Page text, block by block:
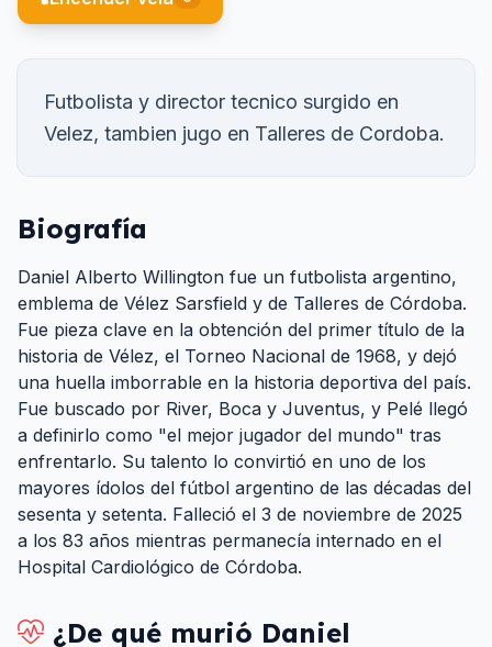
Futbolista y director tecnico surgido en
Velez, tambien jugo en Talleres de Cordoba.
Biografía
Daniel Alberto Willington fue un futbolista argentino,
emblema de Vélez Sarsfield y de Talleres de Córdoba.
Fue pieza clave en la obtención del primer título de la
historia de Vélez, el Torneo Nacional de 1968, y dejó
una huella imborrable en la historia deportiva del país.
Fue buscado por River, Boca y Juventus, y Pelé llegó
a definirlo como "el mejor jugador del mundo" tras
enfrentarlo. Su talento lo convirtió en uno de los
mayores ídolos del fútbol argentino de las décadas del
sesenta y setenta. Falleció el 3 de noviembre de 2025
a los 83 años mientras permanecía internado en el
Hospital Cardiológico de Córdoba.
¿De qué murió Daniel